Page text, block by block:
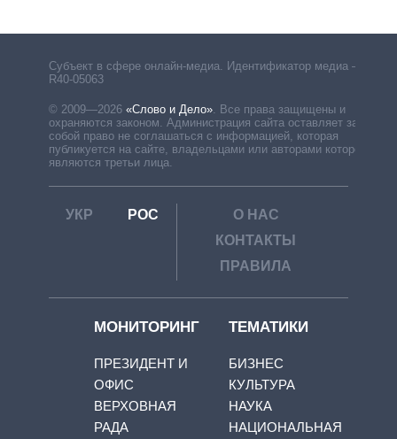
Субъект в сфере онлайн-медиа. Идентификатор медиа –
R40-05063
© 2009—2026 «Слово и Дело» Все права защищены и
охраняются законом. Администрация сайта оставляет за
собой право не соглашаться с информацией, которая
публикуется на сайте, владельцами или авторами которой
являются третьи лица.
УКР РОС
О НАС
КОНТАКТЫ
ПРАВИЛА
МОНИТОРИНГ
ПРЕЗИДЕНТ И
ОФИС
ВЕРХОВНАЯ
РАДА
ТЕМАТИКИ
БИЗНЕС
КУЛЬТУРА
НАУКА
НАЦИОНАЛЬНАЯ